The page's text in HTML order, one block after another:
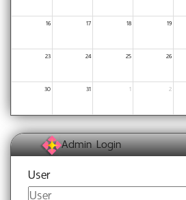
16 17 18 19
23 24 25 26
30 31 1 2
Admin Login
User